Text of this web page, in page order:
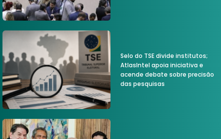
Selo do TSE divide institutos;
AtlasIntel apoia iniciativa e
acende debate sobre precisão
das pesquisas